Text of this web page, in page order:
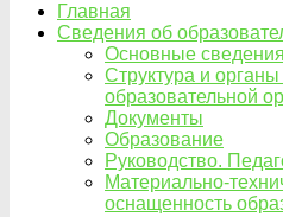
Главная
Сведения об
Основные сведения
Структура и
образовательной
Документы
Образование
Руководство.
Материально-
оснащенность